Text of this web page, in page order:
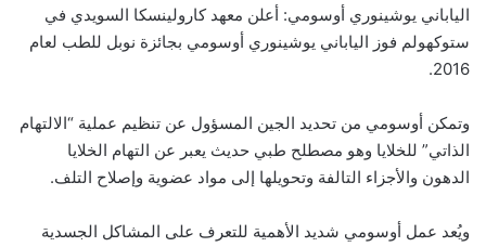
الياباني يوشينوري أوسومي: أعلن معهد كارولينسكا السويدي في
ستوكهولم فوز الياباني يوشينوري أوسومي بجائزة نوبل للطب لعام
2016.
وتمكن أوسومي من تحديد الجين المسؤول عن تنظيم عملية “الالتهام
الذاتي” للخلايا وهو مصطلح طبي حديث يعبر عن التهام الخلايا
الدهون والأجزاء التالفة وتحويلها إلى مواد عضوية وإصلاح التلف.
ويُعد عمل أوسومي شديد الأهمية للتعرف على المشاكل الجسدية